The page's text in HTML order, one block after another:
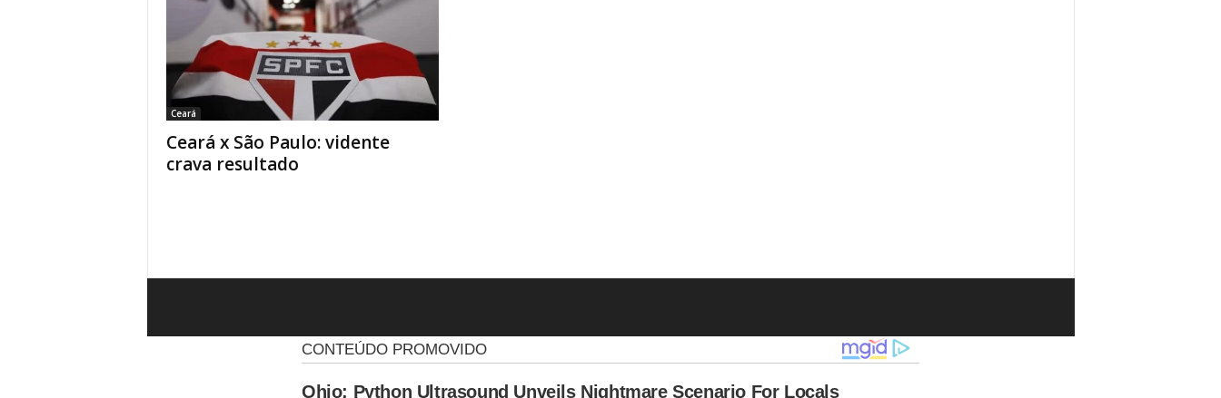
Ceará
Ceará x São Paulo: vidente
crava resultado